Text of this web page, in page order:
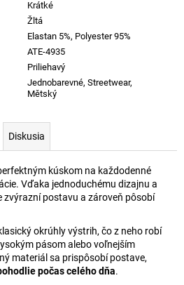
Krátké
Žltá
Elastan 5%, Polyester 95%
ATE-4935
Priliehavý
Jednobarevné, Streetwear,
Mětský
Diskusia
kúskom na každodenné
Vďaka jednoduchému dizajnu a
zvýrazní postavu a zároveň pôsobí
okrúhly výstrih, čo z neho robí
pásom alebo voľnejším
materiál sa prispôsobí postave,
počas celého dňa.